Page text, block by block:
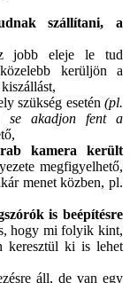
szállítani, a
jobb eleje le tud
kerüljön a
szükség esetén (pl.
se akadjon fent a
kamera került
megfigyelhető,
menet közben, pl.
is beépítésre
hogy mi folyik kint,
keresztül ki is lehet
áll, de van egy